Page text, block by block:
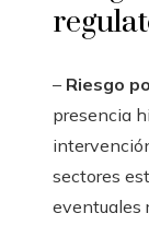
– Riesgo
presencia
sectores
eventuales